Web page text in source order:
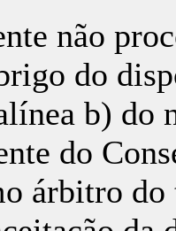
não
do
b) do
do
árbitro